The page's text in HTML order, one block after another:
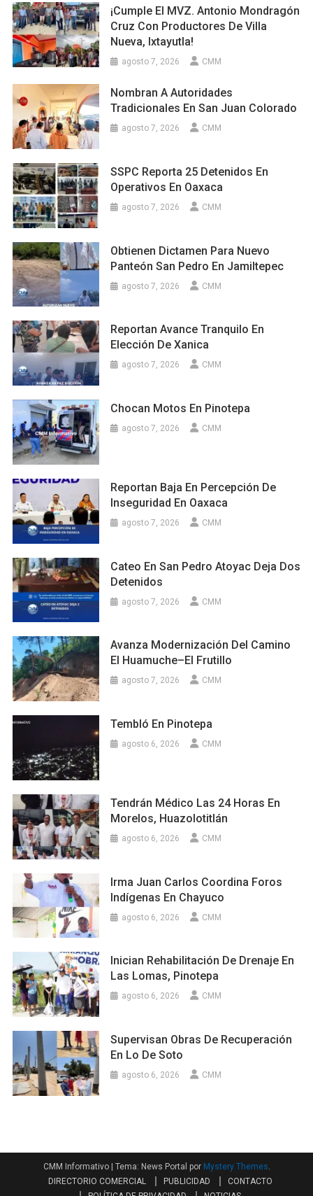
¡Cumple El MVZ. Antonio Mondragón
Cruz Con Productores De Villa
Nueva, Ixtayutla!
agosto 7, 2026 CMM
Nombran A Autoridades
Tradicionales En San Juan Colorado
agosto 7, 2026 CMM
SSPC Reporta 25 Detenidos En
Operativos En Oaxaca
agosto 7, 2026 CMM
Obtienen Dictamen Para Nuevo
Panteón San Pedro En Jamiltepec
agosto 7, 2026 CMM
Reportan Avance Tranquilo En
Elección De Xanica
agosto 7, 2026 CMM
Chocan Motos En Pinotepa
agosto 7, 2026 CMM
Reportan Baja En Percepción De
Inseguridad En Oaxaca
agosto 7, 2026 CMM
Cateo En San Pedro Atoyac Deja Dos
Detenidos
agosto 7, 2026 CMM
Avanza Modernización Del Camino
El Huamuche–El Frutillo
agosto 7, 2026 CMM
Tembló En Pinotepa
agosto 6, 2026 CMM
Tendrán Médico Las 24 Horas En
Morelos, Huazolotitlán
agosto 6, 2026 CMM
Irma Juan Carlos Coordina Foros
Indígenas En Chayuco
agosto 6, 2026 CMM
Inician Rehabilitación De Drenaje En
Las Lomas, Pinotepa
agosto 6, 2026 CMM
Supervisan Obras De Recuperación
En Lo De Soto
agosto 6, 2026 CMM
CMM Informativo | Tema: News Portal por Mystery Themes
DIRECTORIO COMERCIAL
PUBLICIDAD
CONTACTO